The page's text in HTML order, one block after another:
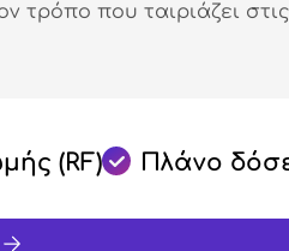
τρόπο που ταιριάζει
(RF) Πλάνο